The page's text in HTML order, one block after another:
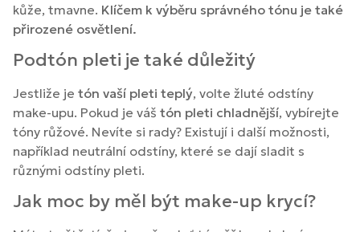
kůže, tmavne. Klíčem k výběru správného tónu je také
přirozené osvětlení.
Podtón pleti je také důležitý
Jestliže je tón vaší pleti teplý, volte žluté odstíny
make-upu. Pokud je váš tón pleti chladnější, vybírejte
tóny růžové. Nevíte si rady? Existují i další možnosti,
například neutrální odstíny, které se dají sladit s
různými odstíny pleti.
Jak moc by měl být make-up krycí?